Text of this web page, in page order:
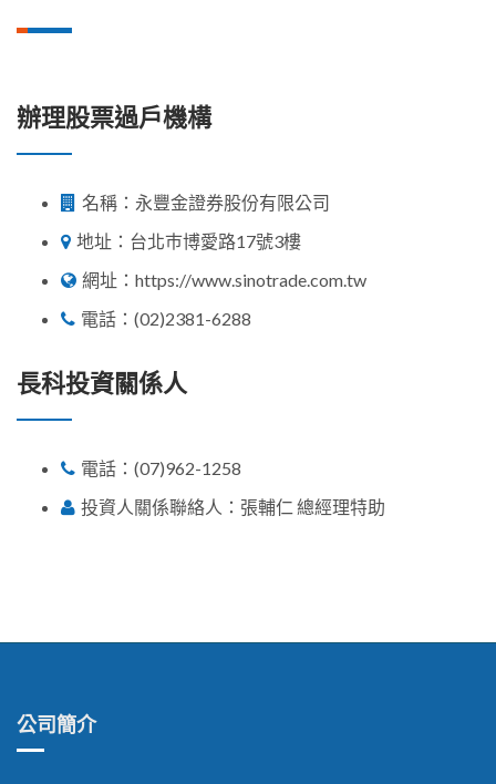
辦理股票過戶機構
名稱：永豐金證券股份有限公司
地址：台北巿博愛路17號3樓
網址： https://www.sinotrade.com.tw
電話： (02)2381-6288
長科投資關係人
電話： (07)962-1258
投資人關係聯絡人：張輔仁 總經理特助
公司簡介